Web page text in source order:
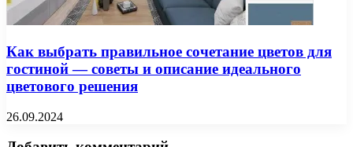
Как выбрать правильное сочетание цветов для
гостиной — советы и описание идеального
цветового решения
26.09.2024